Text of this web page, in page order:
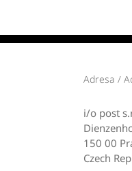
Adresa /
i/o post
150 00
Czech